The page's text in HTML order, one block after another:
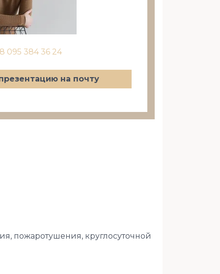
095 384 36 24
на почту
пожаротушения, круглосуточной